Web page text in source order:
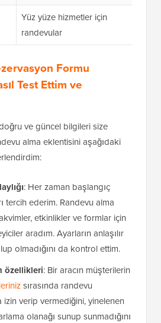
Yüz yüze hizmetler için
randevular
Formu
Test Ettim ve
ve güncel bilgileri size
alma eklentisini aşağıdaki
: Her zaman başlangıç
tercih ederim. Randevu alma
etkinlikler ve formlar için
aradım. Ayarların anlaşılır
olmadığını da kontrol ettim.
özellikleri: Bir aracın müşterilerin
sırasında randevu
izin verip vermediğini, yinelenen
olanağı sunup sunmadığını